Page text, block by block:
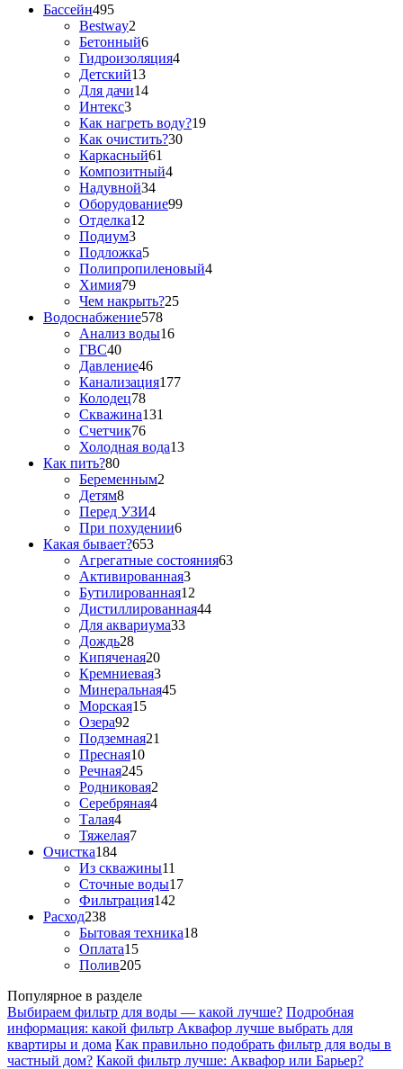
Бассейн495
Bestway2
Бетонный6
Гидроизоляция4
Детский13
Для дачи14
Интекс3
Как нагреть воду?19
Как очистить?30
Каркасный61
Композитный4
Надувной34
Оборудование99
Отделка12
Подиум3
Подложка5
Полипропиленовый4
Химия79
Чем накрыть?25
Водоснабжение578
Анализ воды16
ГВС40
Давление46
Канализация177
Колодец78
Скважина131
Счетчик76
Холодная вода13
Как пить?80
Беременным2
Детям8
Перед УЗИ4
При похудении6
Какая бывает?653
Агрегатные состояния63
Активированная3
Бутилированная12
Дистиллированная44
Для аквариума33
Дождь28
Кипяченая20
Кремниевая3
Минеральная45
Морская15
Озера92
Подземная21
Пресная10
Речная245
Родниковая2
Серебряная4
Талая4
Тяжелая7
Очистка184
Из скважины11
Сточные воды17
Фильтрация142
Расход238
Бытовая техника18
Оплата15
Полив205
Популярное в разделе
Выбираем фильтр для воды — какой лучше? Подробная
информация: какой фильтр Аквафор лучше выбрать для
квартиры и дома Как правильно подобрать фильтр для воды в
частный дом? Какой фильтр лучше: Аквафор или Барьер?